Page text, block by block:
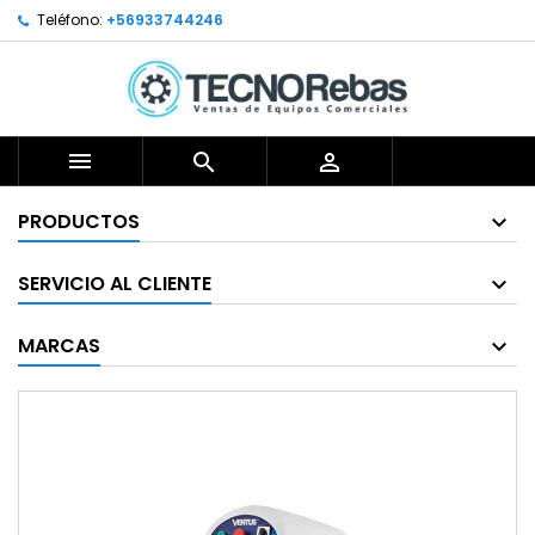
Teléfono: +56933744246
  
PRODUCTOS
SERVICIO AL CLIENTE
MARCAS